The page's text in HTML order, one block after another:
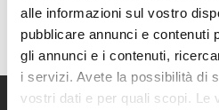
alle informazioni sul vostro
pubblicare annunci e contenuti
gli annunci e i contenuti,
i servizi. Avete la possibilità di
vostri dati e per quali scopi. Le